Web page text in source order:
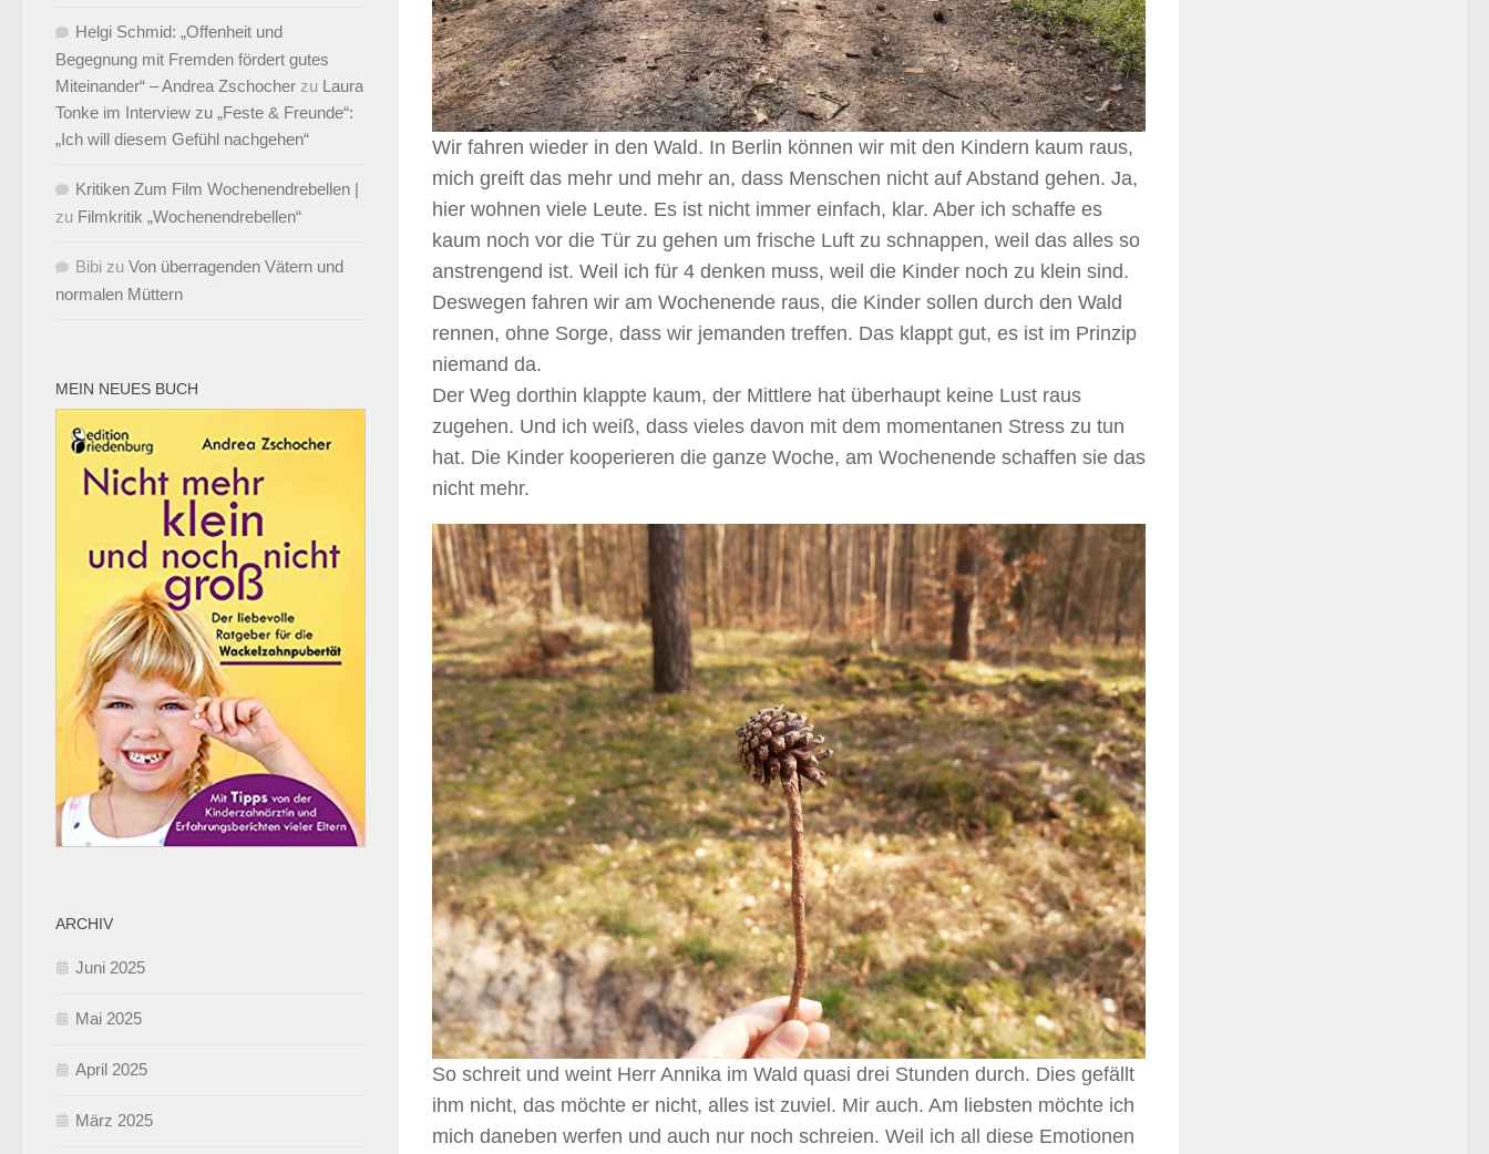
Wir fahren wieder in den Wald. In Berlin können wir mit den Kindern kaum raus,
mich greift das mehr und mehr an, dass Menschen nicht auf Abstand gehen. Ja,
hier wohnen viele Leute. Es ist nicht immer einfach, klar. Aber ich schaffe es
kaum noch vor die Tür zu gehen um frische Luft zu schnappen, weil das alles so
anstrengend ist. Weil ich für 4 denken muss, weil die Kinder noch zu klein sind.
Deswegen fahren wir am Wochenende raus, die Kinder sollen durch den Wald
rennen, ohne Sorge, dass wir jemanden treffen. Das klappt gut, es ist im Prinzip
niemand da.
Der Weg dorthin klappte kaum, der Mittlere hat überhaupt keine Lust raus
zugehen. Und ich weiß, dass vieles davon mit dem momentanen Stress zu tun
hat. Die Kinder kooperieren die ganze Woche, am Wochenende schaffen sie das
nicht mehr.
So schreit und weint Herr Annika im Wald quasi drei Stunden durch. Dies gefällt
ihm nicht, das möchte er nicht, alles ist zuviel. Mir auch. Am liebsten möchte ich
mich daneben werfen und auch nur noch schreien. Weil ich all diese Emotionen
Helgi Schmid: „Offenheit und
Begegnung mit Fremden fördert gutes
Miteinander“ – Andrea Zschocher zu Laura
Tonke im Interview zu „Feste & Freunde“:
„Ich will diesem Gefühl nachgehen“
Kritiken Zum Film Wochenendrebellen |
zu Filmkritik „Wochenendrebellen“
Bibi zu Von überragenden Vätern und
normalen Müttern
MEIN NEUES BUCH
ARCHIV
Juni 2025
Mai 2025
April 2025
März 2025